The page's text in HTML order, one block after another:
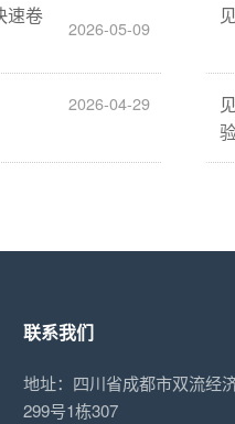
速卷
2026-05-09
2026-04-29
联系我们
地址：四川省成都市双流经
299号1栋307